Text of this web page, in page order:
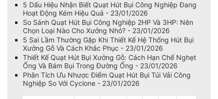
5 Dấu Hiệu Nhận Biết Quạt Hút Bụi Công Nghiệp Đang
Hoạt Động Kém Hiệu Quả - 23/01/2026
So Sánh Quạt Hút Bụi Công Nghiệp 2HP Và 3HP: Nên
Chọn Loại Nào Cho Xưởng Nhỏ? - 23/01/2026
5 Sai Lầm Thường Gặp Khi Thiết Kế Hệ Thống Hút Bụi
Xưởng Gỗ Và Cách Khắc Phục - 23/01/2026
Thiết Kế Quạt Hút Bụi Xưởng Gỗ: Cách Hạn Chế Nghẹt
Ống Và Bám Bụi Trong Đường Ống - 23/01/2026
Phân Tích Ưu Nhược Điểm Quạt Hút Bụi Túi Vải Công
Nghiệp So Với Cyclone - 23/01/2026